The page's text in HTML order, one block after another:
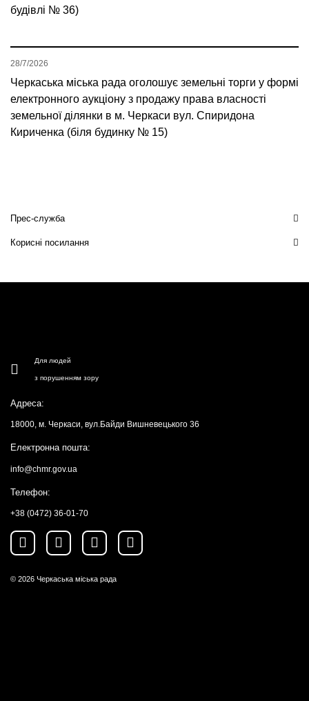
будівлі № 36)
Черкаська міська рада оголошує земельні торги у формі
електронного аукціону з продажу права власності
земельної ділянки в м. Черкаси вул. Спиридона
Кириченка (біля будинку № 15)
28/7/2026
Прес-служба
Корисні посилання
Для людей
з порушенням зору
Адреса:
18000, м. Черкаси, вул.Байди Вишневецького 36
Електронна пошта:
info@chmr.gov.ua
Телефон:
+38 (0472) 36-01-70
© 2026 Черкаська міська рада